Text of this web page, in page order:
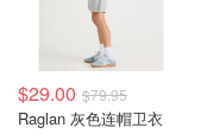
$29.00 $79.95
Raglan 灰色连帽卫衣